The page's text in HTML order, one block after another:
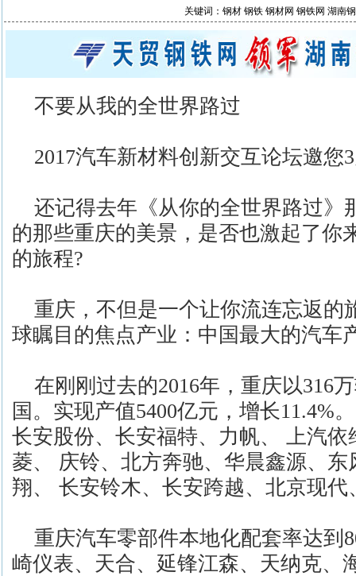
关键词：钢材 钢铁 钢材网 钢铁网 湖南
不要从我的全世界路过
2017汽车新材料创新交互论坛邀您
还记得去年《从你的全世界路过》
的那些重庆的美景，是否也激起了你
的旅程?
重庆，不但是一个让你流连忘返的
球瞩目的焦点产业：中国最大的汽车
在刚刚过去的2016年，重庆以316
国。实现产值5400亿元，增长11.4%
长安股份、长安福特、力帆、 上汽
菱、 庆铃、北方奔驰、华晨鑫源、
翔、 长安铃木、长安跨越、北京现代
重庆汽车零部件本地化配套率达到
崎仪表、天合、延锋江森、天纳克、